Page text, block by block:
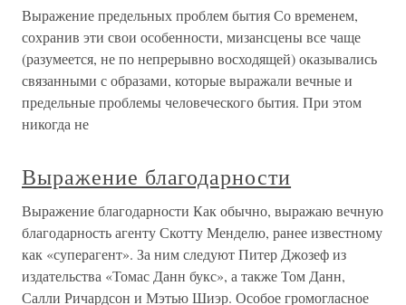
Выражение предельных проблем бытия Со временем,
сохранив эти свои особенности, мизансцены все чаще
(разумеется, не по непрерывно восходящей) оказывались
связанными с образами, которые выражали вечные и
предельные проблемы человеческого бытия. При этом
никогда не
Выражение благодарности
Выражение благодарности Как обычно, выражаю вечную
благодарность агенту Скотту Менделю, ранее известному
как «суперагент». За ним следуют Питер Джозеф из
издательства «Томас Данн букс», а также Том Данн,
Салли Ричардсон и Мэтью Шиэр. Особое громогласное